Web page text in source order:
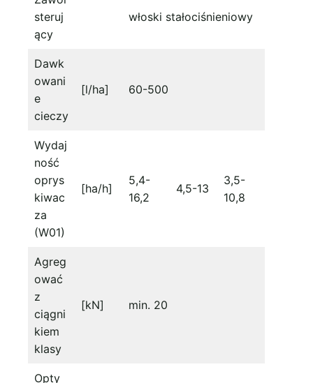
steruj
ący
włoski stałociśnieniowy
Dawk
owani
e
cieczy
[l/ha] 60-500
Wydaj
ność
oprys
kiwac
za
(W01)
[ha/h]
5,4-
16,2
4,5-13
3,5-
10,8
Agreg
ować
z
ciągni
kiem
klasy
[kN] min. 20
Opty